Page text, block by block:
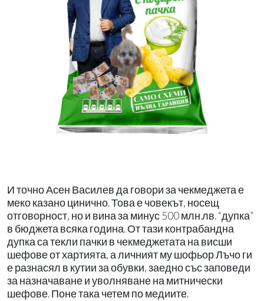
И точно Асен Василев да говори за чекмеджета е
меко казано цинично. Това е човекът, носещ
отговорност, но и вина за минус 500 млн.лв. “дупка”
в бюджета всяка година. От тази контрабандна
дупка са текли пачки в чекмеджетата на висши
шефове от хартията, а личният му шофьор Лъчо ги
е разнасял в кутии за обувки, заедно със заповеди
за назначаване и уволняване на митнически
шефове. Поне така четем по медиите.